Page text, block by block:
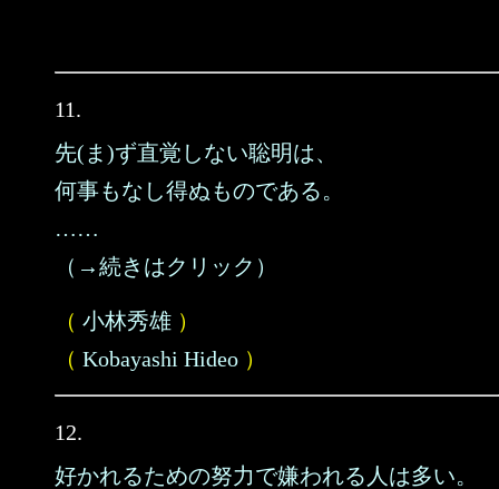
11.
先(ま)ず直覚しない聡明は、
何事もなし得ぬものである。
……
（→続きはクリック）
（ 小林秀雄 ）
（ Kobayashi Hideo ）
12.
好かれるための努力で嫌われる人は多い。